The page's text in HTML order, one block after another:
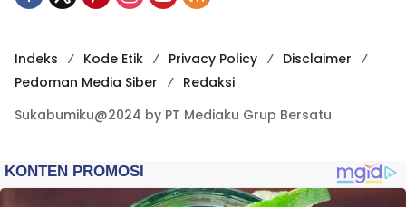
Indeks Kode Etik Privacy Policy
Disclaimer
Pedoman Media Siber
Redaksi
Sukabumiku@2024 by PT Mediaku Grup Bersatu